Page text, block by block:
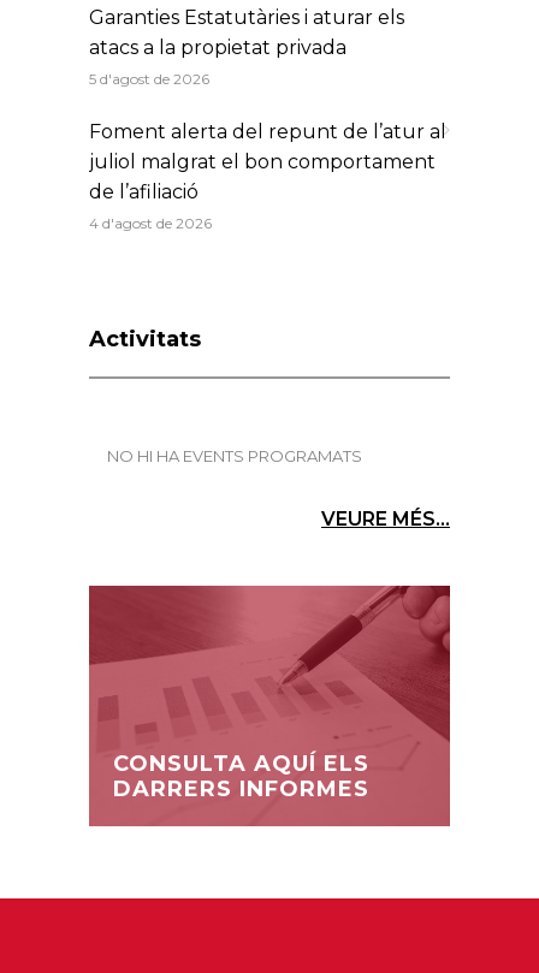
Garanties Estatutàries i aturar els
atacs a la propietat privada
5 d'agost de 2026
Foment alerta del repunt de l’atur al
juliol malgrat el bon comportament
de l’afiliació
4 d'agost de 2026
Activitats
NO HI HA EVENTS PROGRAMATS
VEURE MÉS...
CONSULTA AQUÍ ELS
DARRERS INFORMES